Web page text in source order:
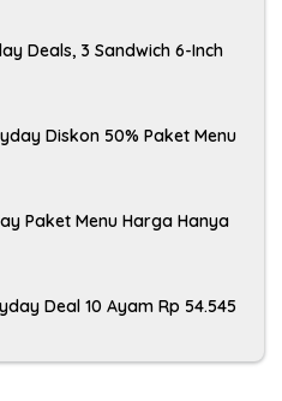
Deals, 3 Sandwich 6-Inch
Diskon 50% Paket Menu
Paket Menu Harga Hanya
Deal 10 Ayam Rp 54.545